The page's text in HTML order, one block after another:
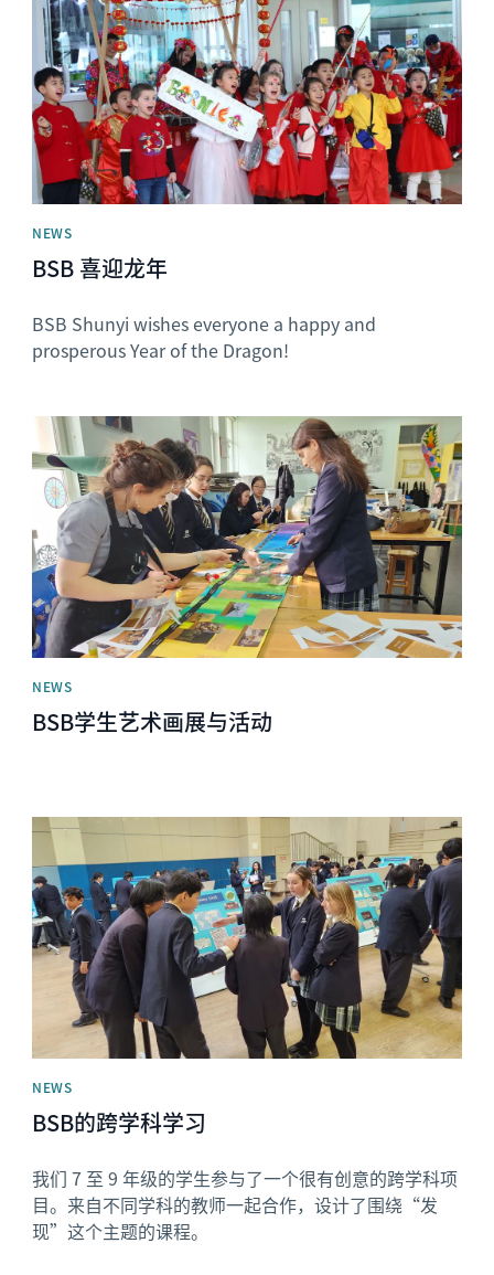
NEWS
BSB 喜迎龙年
BSB Shunyi wishes everyone a happy and
prosperous Year of the Dragon!
News image
NEWS
BSB学生艺术画展与活动
News image
NEWS
BSB的跨学科学习
我们 7 至 9 年级的学生参与了一个很有创意的跨学科项
目。来自不同学科的教师一起合作，设计了围绕“发
现”这个主题的课程。